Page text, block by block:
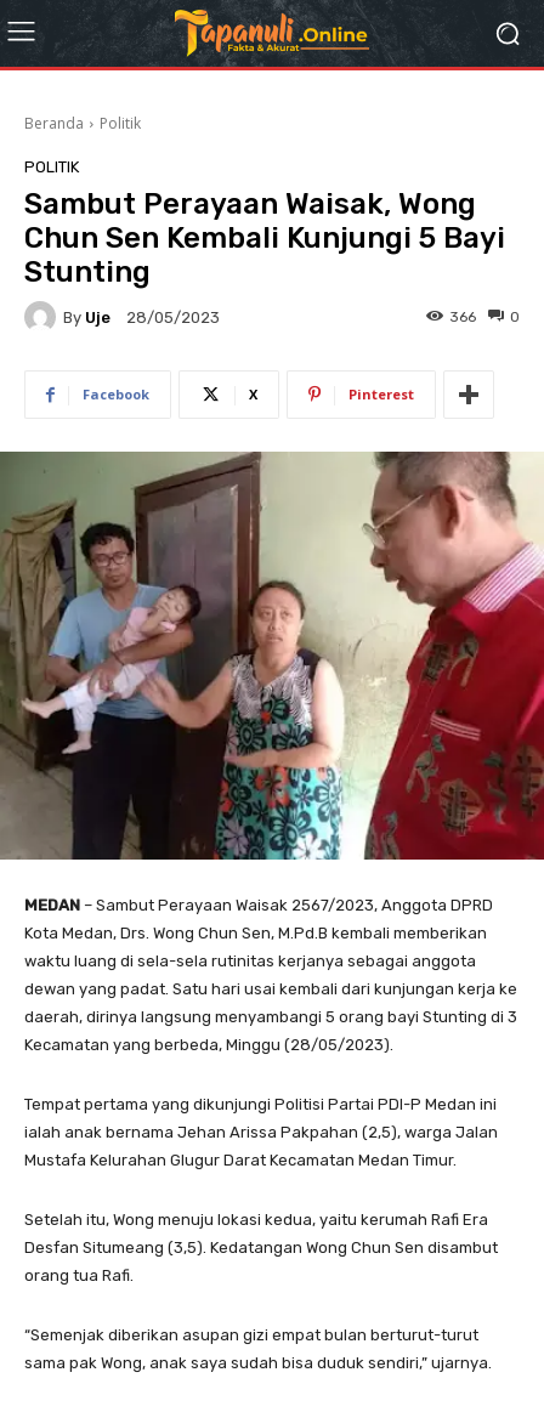
Beranda Politik
POLITIK
Sambut Perayaan Waisak, Wong
Chun Sen Kembali Kunjungi 5 Bayi
Stunting
By Uje 28/05/2023 0
366
Facebook X Pinterest
MEDAN – Sambut Perayaan Waisak 2567/2023, Anggota DPRD
Kota Medan, Drs. Wong Chun Sen, M.Pd.B kembali memberikan
waktu luang di sela-sela rutinitas kerjanya sebagai anggota
dewan yang padat. Satu hari usai kembali dari kunjungan kerja ke
daerah, dirinya langsung menyambangi 5 orang bayi Stunting di 3
Kecamatan yang berbeda, Minggu (28/05/2023).
Tempat pertama yang dikunjungi Politisi Partai PDI-P Medan ini
ialah anak bernama Jehan Arissa Pakpahan (2,5), warga Jalan
Mustafa Kelurahan Glugur Darat Kecamatan Medan Timur.
Setelah itu, Wong menuju lokasi kedua, yaitu kerumah Rafi Era
Desfan Situmeang (3,5). Kedatangan Wong Chun Sen disambut
orang tua Rafi.
“Semenjak diberikan asupan gizi empat bulan berturut-turut
sama pak Wong, anak saya sudah bisa duduk sendiri,” ujarnya.